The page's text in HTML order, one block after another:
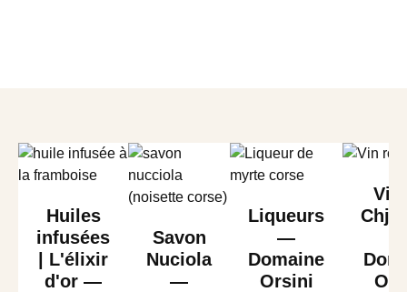
Huiles
infusées
| L'élixir
d'or —
Savon
Nuciola
—
Liqueurs
—
Domaine
Orsini
Vin